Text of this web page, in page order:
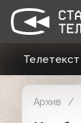
Телетекст
Архив